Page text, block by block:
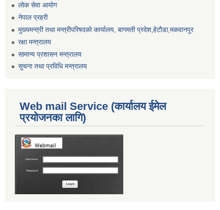
लोक सेवा आयोग
नेपाल प्रहरी
मुख्यमन्त्री तथा मन्त्रीपरिषदको कार्यालय, बागमती प्रदेश,हेटाैडा,मकवानपुर
रक्षा मन्त्रालय
सामान्य प्रशासन मन्त्रालय
सुचना तथा प्रविधि मन्त्रालय
Web mail Service (कार्यालय ईमेल
प्रयोजनका लागि)